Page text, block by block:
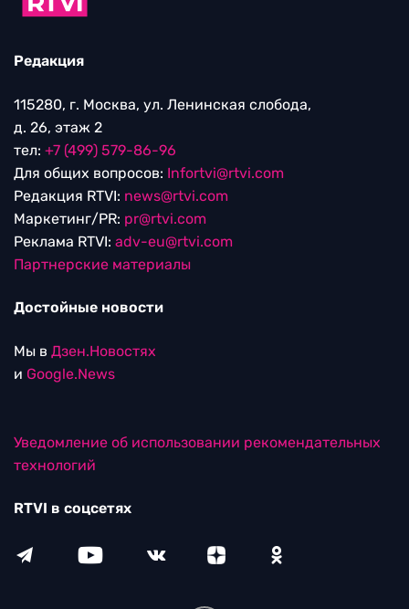
Редакция
115280, г. Москва, ул. Ленинская слобода,
д. 26, этаж 2
тел: +7 (499) 579-86-96
Для общих вопросов: Infortvi@rtvi.com
Редакция RTVI: news@rtvi.com
Маркетинг/PR: pr@rtvi.com
Реклама RTVI: adv-eu@rtvi.com
Партнерские материалы
Достойные новости
Мы в Дзен.Новостях
и Google.News
Уведомление об использовании рекомендательных
технологий
RTVI в соцсетях